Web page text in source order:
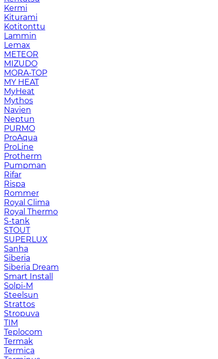
Kermi
Kiturami
Kotitonttu
Lammin
Lemax
METEOR
MIZUDO
MORA-TOP
MY HEAT
MyHeat
Mythos
Navien
Neptun
PURMO
ProAqua
ProLine
Protherm
Pumpman
Rifar
Rispa
Rommer
Royal Clima
Royal Thermo
S-tank
STOUT
SUPERLUX
Sanha
Siberia
Siberia Dream
Smart Install
Solpi-M
Steelsun
Strattos
Stropuva
TIM
Teplocom
Termak
Termica